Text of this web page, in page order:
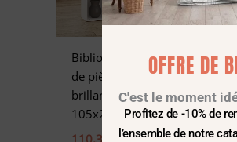
Bibliothèque/Séparateur
de pièce Blanc
brillant
105x24x102 cm
OFFRE DE
C'est le moment
Profitez de -10% de
l’ensemble de notre